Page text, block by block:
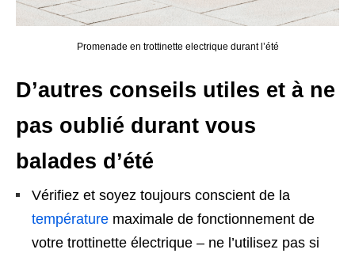
Promenade en trottinette electrique durant l’été
D’autres conseils utiles et à ne
pas oublié durant vous
balades d’été
Vérifiez et soyez toujours conscient de la
température maximale de fonctionnement de
votre trottinette électrique – ne l’utilisez pas si